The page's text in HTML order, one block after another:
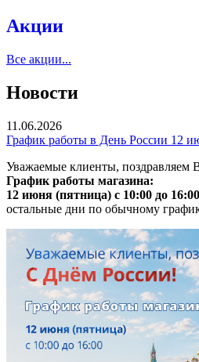
Акции
Все акции...
Новости
11.06.2026
График работы в День России 12
Уважаемые клиенты, поздравляем
График работы магазина:
12 июня (пятница) с 10:00 до
остальные дни по обычному